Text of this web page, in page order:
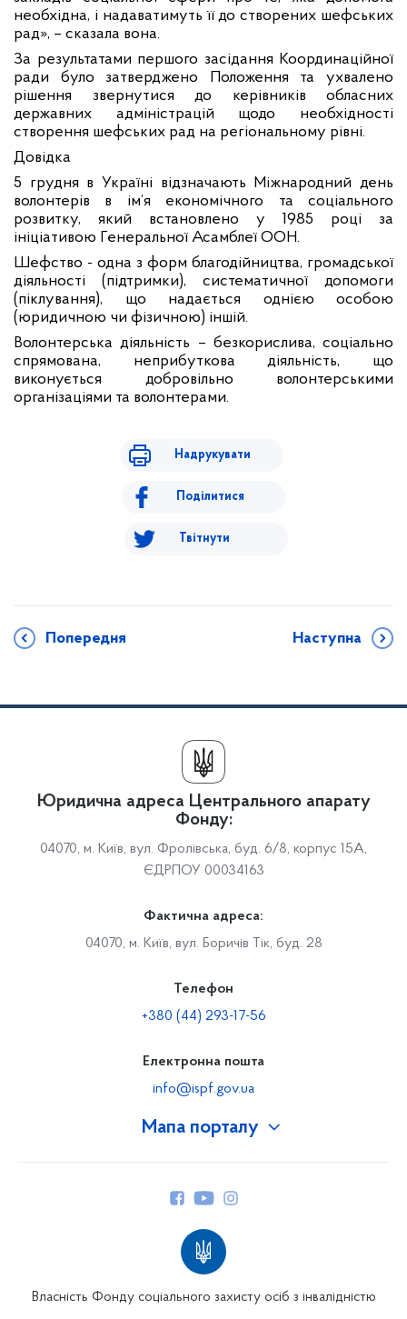
необхідна, і надаватимуть її до створених шефських
рад», – сказала вона.
За результатами першого засідання Координаційної
ради було затверджено Положення та ухвалено
рішення звернутися до керівників обласних
державних адміністрацій щодо необхідності
створення шефських рад на регіональному рівні.
Довідка
5 грудня в Україні відзначають Міжнародний день
волонтерів в ім’я економічного та соціального
розвитку, який встановлено у 1985 році за
ініціативою Генеральної Асамблеї ООН.
Шефство - одна з форм благодійництва, громадської
діяльності (підтримки), систематичної допомоги
(піклування), що надається однією особою
(юридичною чи фізичною) іншій.
Волонтерська діяльність – безкорислива, соціально
спрямована, неприбуткова діяльність, що
виконується добровільно волонтерськими
організаціями та волонтерами.
Надрукувати
Поділитися
Твітнути
Попередня Наступна
Мапа порталу
Юридична адреса Центрального апарату
Фонду:
04070, м. Київ, вул. Фролівська, буд. 6/8, корпус 15А,
ЄДРПОУ 00034163
Фактична адреса:
04070, м. Київ, вул. Боричів Тік, буд. 28
Телефон
+380 (44) 293-17-56
Електронна пошта
info@ispf.gov.ua
Власність Фонду соціального захисту осіб з інвалідністю